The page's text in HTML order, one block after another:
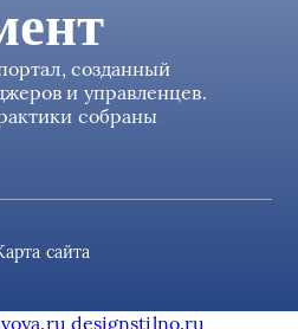
созданный
и управленцев.
собраны
сайта
designstilno.ru